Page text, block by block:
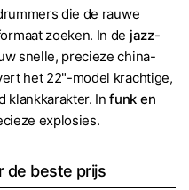
die de rauwe
zoeken. In de jazz-
snelle, precieze china-
het 22"-model krachtige,
klankkarakter. Infunk en
explosies.
de beste prijs